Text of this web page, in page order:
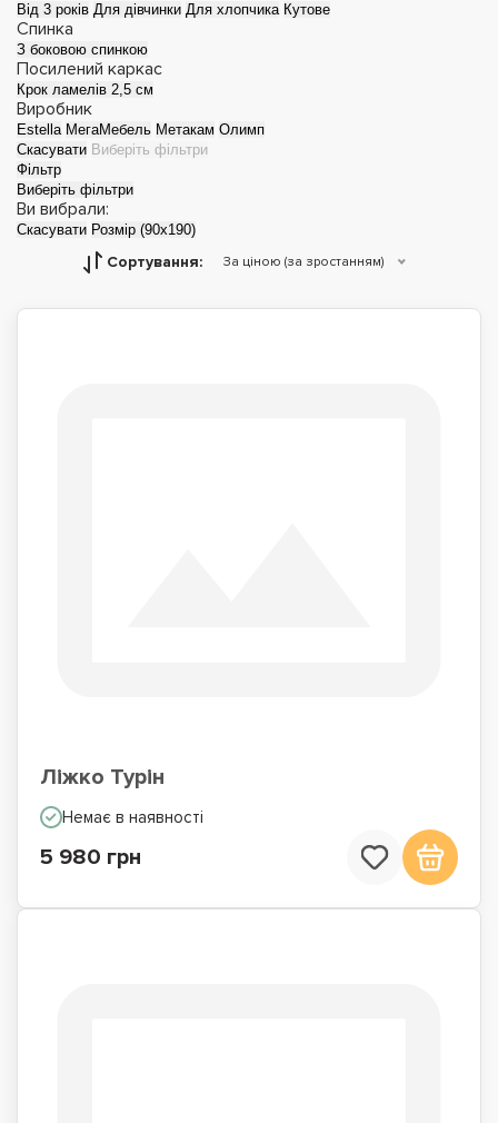
Дерев'яні ліжка
Від 3 років Для дівчинки Для хлопчика Кутове
Спинка
З боковою спинкою
Посилений каркас
Крок ламелів 2,5 см
Виробник
Estella МегаМебель Метакам Олимп
Скасувати Виберіть фільтри
Фільтр
Виберіть фільтри
Ви вибрали:
Скасувати Розмір (90x190)
Сортування: За ціною (за зростанням)
Ліжко Турін
Немає в наявності
5 980 грн